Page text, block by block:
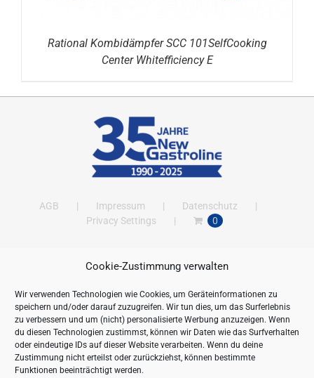
Cookie-Zustimmung verwalten
Wir verwenden Technologien wie Cookies, um Geräteinformationen zu
speichern und/oder darauf zuzugreifen. Wir tun dies, um das Surferlebnis
zu verbessern und um (nicht) personalisierte Werbung anzuzeigen. Wenn
du diesen Technologien zustimmst, können wir Daten wie das Surfverhalten
oder eindeutige IDs auf dieser Website verarbeiten. Wenn du deine
Zustimmung nicht erteilst oder zurückziehst, können bestimmte
Funktionen beeinträchtigt werden.
Rational Kombidämpfer SCC 101SelfCooking
Center Whitefficiency E
AGB Impressum
Datenschutz
Privacy Settings
0
ANSCHRIFT
New Gastroline GmbH
Barthestraße 115
18356 Barth
Deutschland/Germany
Öffnungszeiten: